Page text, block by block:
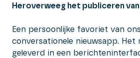
Heroverweeg het publiceren
Een persoonlijke favoriet van
conversationele nieuwsapp. Het
geleverd in een